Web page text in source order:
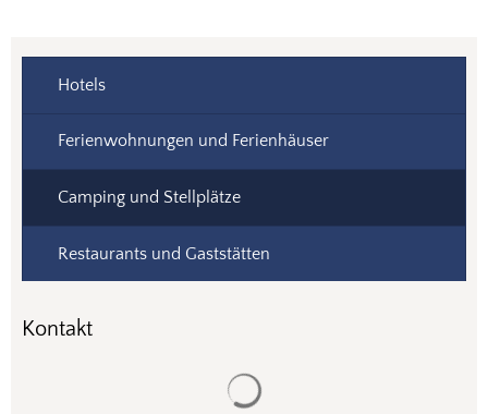
Hotels
Ferienwohnungen und Ferienhäuser
Camping und Stellplätze
Restaurants und Gaststätten
Kontakt